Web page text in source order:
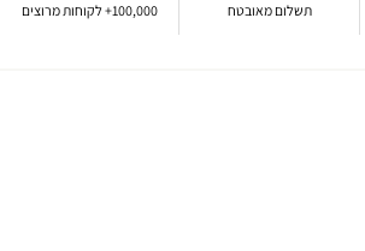
תשלום מאובטח 100,000+ לקוחות מרוצים